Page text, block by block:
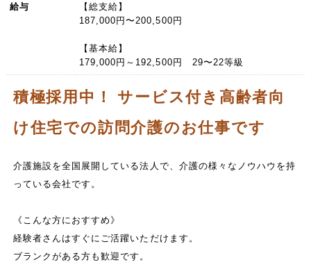
給与
【総支給】
187,000円〜200,500円
【基本給】
179,000円～192,500円 29〜22等級
積極採用中！ サービス付き高齢者向
け住宅での訪問介護のお仕事です
介護施設を全国展開している法人で、介護の様々なノウハウを持
っている会社です。
《こんな方におすすめ》
経験者さんはすぐにご活躍いただけます。
ブランクがある方も歓迎です。